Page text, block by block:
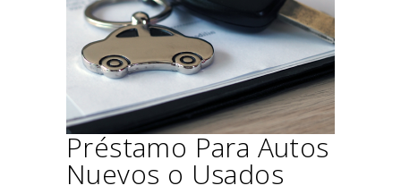
Préstamo Para Autos
Nuevos o Usados